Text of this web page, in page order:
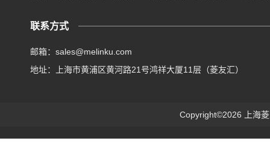
联系方式
邮箱：sales@melinku.com
地址：上海市黄浦区黄河路21号鸿祥大厦11层（菱友汇）
Copyright©2026 上海